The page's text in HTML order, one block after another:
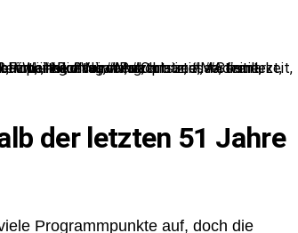
der letzten 51 Jahre
Programmpunkte auf, doch die